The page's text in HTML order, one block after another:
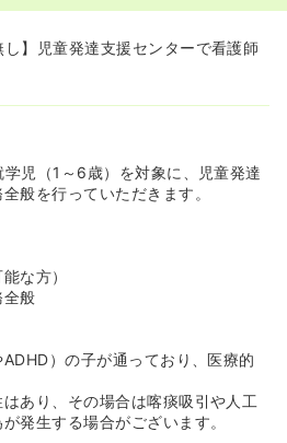
するための募集のため、人員体
ができます。
】児童発達支援センターで看護師
児（1～6歳）を対象に、児童発達
般を行っていただきます。
な方）
全般
）の子が通っており、医療的
あり、その場合は喀痰吸引や人工
発生する場合がございます。